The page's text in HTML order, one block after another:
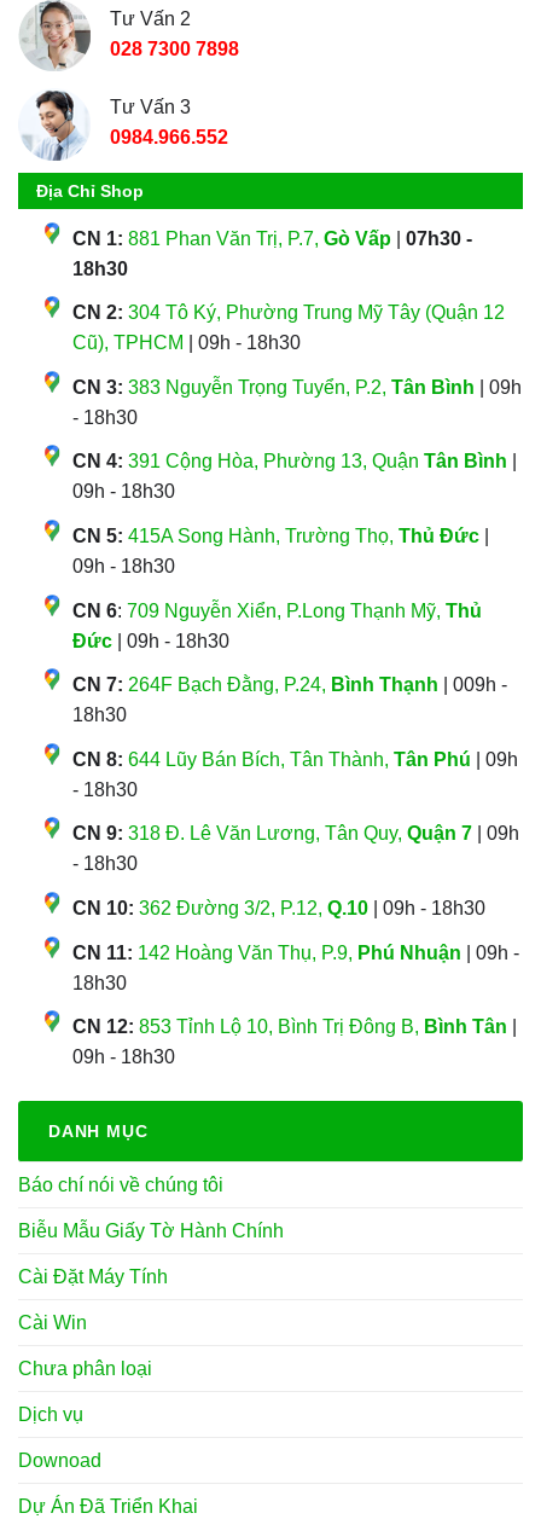
Tư Vấn 2
028 7300 7898
Tư Vấn 3
0984.966.552
Địa Chỉ Shop
CN 1: 881 Phan Văn Trị, P.7, Gò Vấp
07h30 -
18h30
CN 2: 304 Tô Ký, Phường Trung Mỹ Tây (Quận 12
Cũ), TPHCM
| 09h - 18h30
CN 3: 383 Nguyễn Trọng Tuyển, P.2, Tân Bình | 09h
- 18h30
CN 4: 391 Cộng Hòa, Phường 13, Quận Tân Bình
09h - 18h30
CN 5: 415A Song Hành, Trường Thọ, Thủ Đức
09h - 18h30
CN 6: 709 Nguyễn Xiển, P.Long Thạnh Mỹ, Thủ
Đức | 09h - 18h30
CN 7: 264F Bạch Đằng, P.24, Bình Thạnh | 009h -
18h30
CN 8: 644 Lũy Bán Bích, Tân Thành, Tân Phú | 09h
- 18h30
CN 9: 318 Đ. Lê Văn Lương, Tân Quy, Quận 7 | 09h
- 18h30
CN 10: 362 Đường 3/2, P.12, Q.10 | 09h - 18h30
CN 11: 142 Hoàng Văn Thụ, P.9, Phú Nhuận | 09h -
18h30
CN 12: 853 Tỉnh Lộ 10, Bình Trị Đông B, Bình Tân
09h - 18h30
DANH MỤC
Báo chí nói về chúng tôi
Biễu Mẫu Giấy Tờ Hành Chính
Cài Đặt Máy Tính
Cài Win
Chưa phân loại
Dịch vụ
Downoad
Dự Án Đã Triển Khai